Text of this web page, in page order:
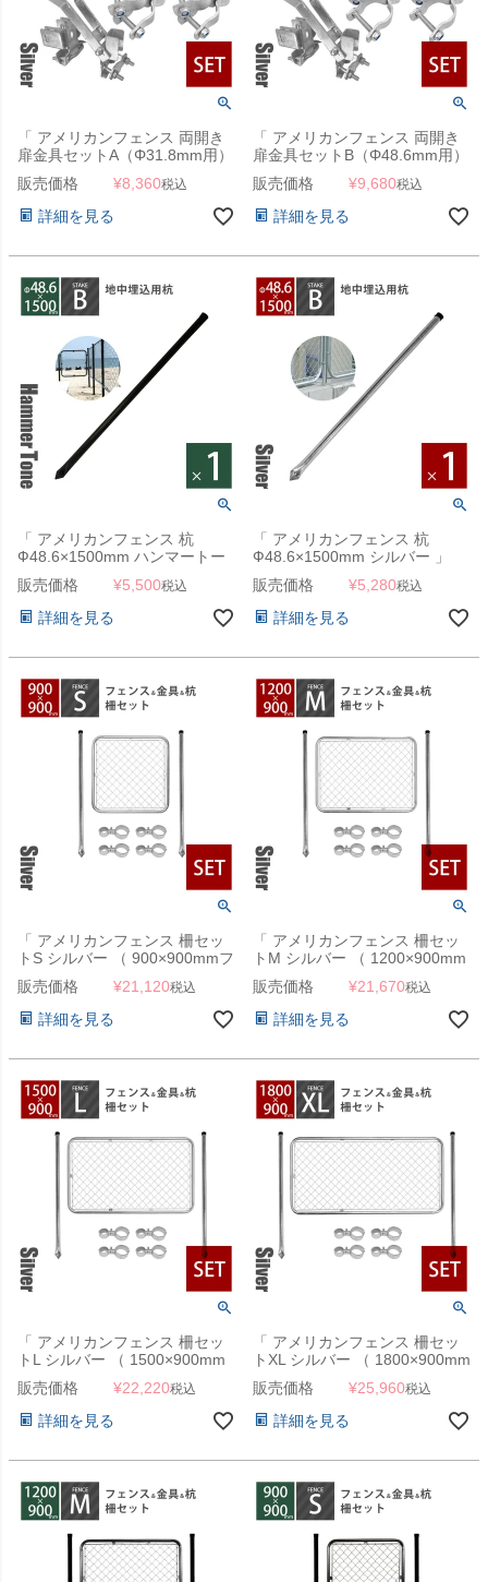
「 アメリカンフェンス 両開き
扉金具セットA（Φ31.8mm用）
シルバー （ ヒンジA4個＋ダブ
ルドアラッチA1個） 」
販売価格 ¥8,360税込
詳細を見る
「 アメリカンフェンス 両開き
扉金具セットB（Φ48.6mm用）
シルバー （ ヒンジB4個＋ダブ
ルドアラッチB1個） 」
販売価格 ¥9,680税込
詳細を見る
「 アメリカンフェンス 杭
Ф48.6×1500mm ハンマートー
ンブラック 」
販売価格 ¥5,500税込
詳細を見る
「 アメリカンフェンス 杭
Ф48.6×1500mm シルバー 」
販売価格
¥5,280税込
詳細を見る
「 アメリカンフェンス 柵セッ
トS シルバー （ 900×900mmフ
ェンス＋Φ48.6mm杭2本＋ジョ
イントB4個 ） 」
販売価格 ¥21,120税込
詳細を見る
「 アメリカンフェンス 柵セッ
トM シルバー （ 1200×900mm
フェンス＋Φ48.6mm杭2本＋ジ
ョイントB4個 ） 」
販売価格 ¥21,670税込
詳細を見る
「 アメリカンフェンス 柵セッ
トL シルバー （ 1500×900mm
フェンス＋Φ48.6mm杭2本＋ジ
ョイントB4個 ） 」
販売価格 ¥22,220税込
詳細を見る
「 アメリカンフェンス 柵セッ
トXL シルバー （ 1800×900mm
フェンス＋Φ48.6mm杭2本＋ジ
ョイントB4個 ） 」
販売価格 ¥25,960税込
詳細を見る